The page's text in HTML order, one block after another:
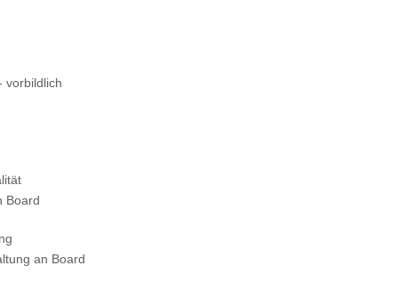
Board
an Board